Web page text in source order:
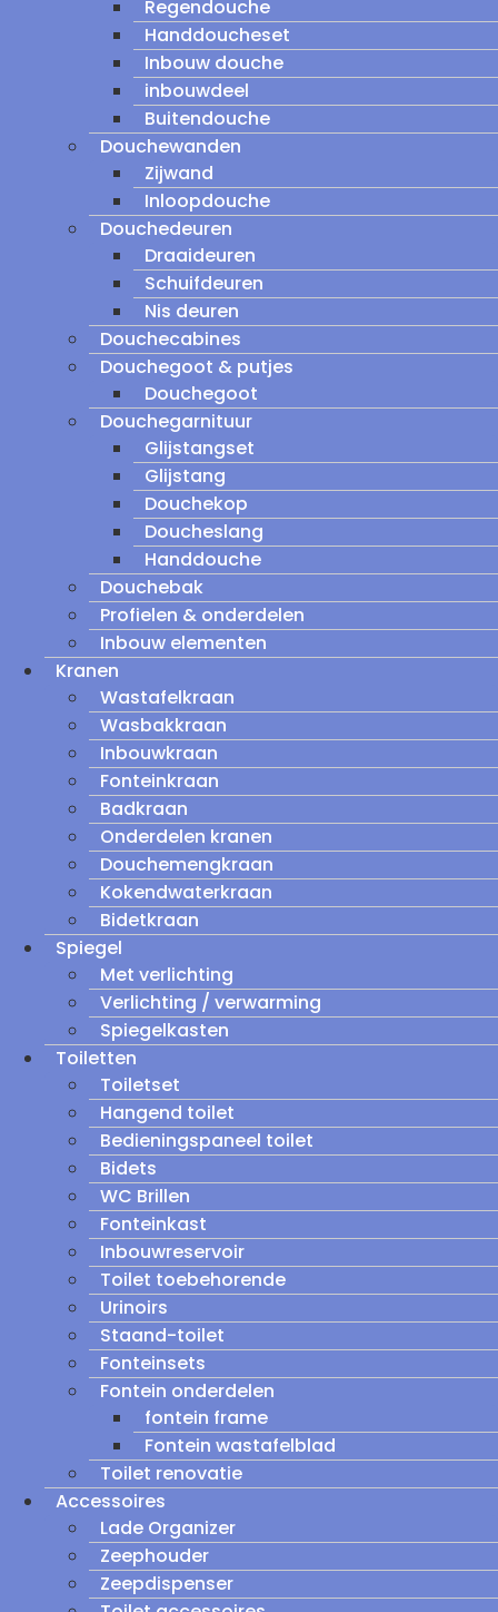
Regendouche
Handdoucheset
Inbouw douche
inbouwdeel
Buitendouche
Douchewanden
Zijwand
Inloopdouche
Douchedeuren
Draaideuren
Schuifdeuren
Nis deuren
Douchecabines
Douchegoot & putjes
Douchegoot
Douchegarnituur
Glijstangset
Glijstang
Douchekop
Doucheslang
Handdouche
Douchebak
Profielen & onderdelen
Inbouw elementen
Kranen
Wastafelkraan
Wasbakkraan
Inbouwkraan
Fonteinkraan
Badkraan
Onderdelen kranen
Douchemengkraan
Kokendwaterkraan
Bidetkraan
Spiegel
Met verlichting
Verlichting / verwarming
Spiegelkasten
Toiletten
Toiletset
Hangend toilet
Bedieningspaneel toilet
Bidets
WC Brillen
Fonteinkast
Inbouwreservoir
Toilet toebehorende
Urinoirs
Staand-toilet
Fonteinsets
Fontein onderdelen
fontein frame
Fontein wastafelblad
Toilet renovatie
Accessoires
Lade Organizer
Zeephouder
Zeepdispenser